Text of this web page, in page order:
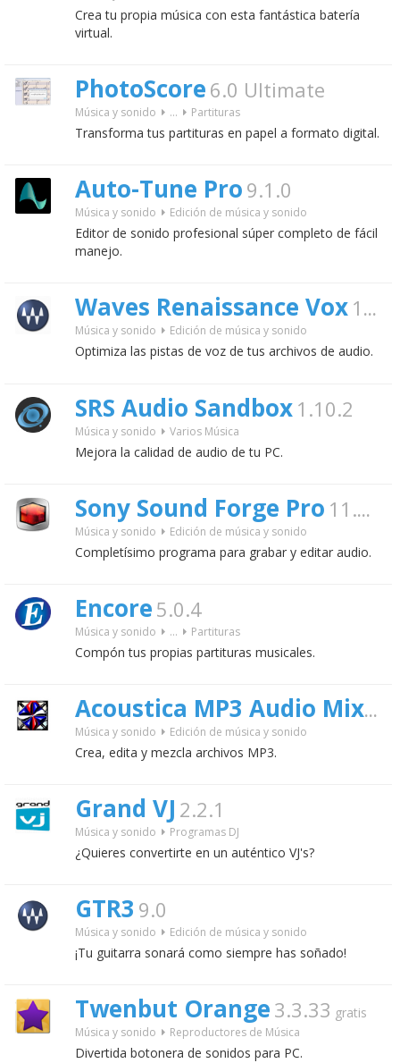
Crea tu propia música con esta fantástica batería
virtual.
PhotoScore 6.0 Ultimate
Música y sonido ... Partituras
Transforma tus partituras en papel a formato digital.
Auto-Tune Pro 9.1.0
Música y sonido Edición de música y sonido
Editor de sonido profesional súper completo de fácil
manejo.
Waves Renaissance Vox 10.0.0
Música y sonido Edición de música y sonido
Optimiza las pistas de voz de tus archivos de audio.
SRS Audio Sandbox 1.10.2
Música y sonido Varios Música
Mejora la calidad de audio de tu PC.
Sony Sound Forge Pro 11.3.40
Música y sonido Edición de música y sonido
Completísimo programa para grabar y editar audio.
Encore 5.0.4
Música y sonido ... Partituras
Compón tus propias partituras musicales.
Acoustica MP3 Audio Mixer
Música y sonido Edición de música y sonido
Crea, edita y mezcla archivos MP3.
Grand VJ 2.2.1
Música y sonido Programas DJ
¿Quieres convertirte en un auténtico VJ's?
GTR3 9.0
Música y sonido Edición de música y sonido
¡Tu guitarra sonará como siempre has soñado!
Twenbut Orange 3.3.33 gratis
Música y sonido Reproductores de Música
Divertida botonera de sonidos para PC.